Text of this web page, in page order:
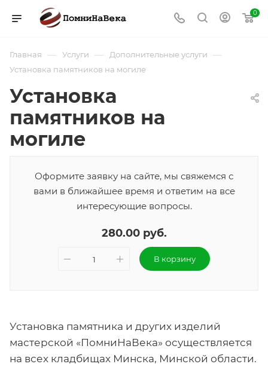
0
Главная — Услуги — Дополнительные услуги —
Установка памятников на могиле
Установка
памятников на
могиле
Оформите заявку на сайте, мы свяжемся с
вами в ближайшее время и ответим на все
интересующие вопросы.
280.00 руб.
В корзину
Установка памятника и других изделий
мастерской «ПомниНаВека» осуществляется
на всех кладбищах Минска, Минской области.